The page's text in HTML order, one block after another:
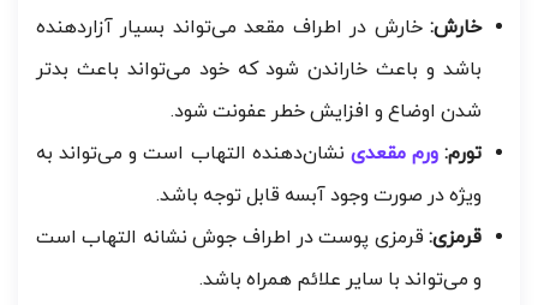
خارش: خارش در اطراف مقعد می‌تواند بسیار آزاردهنده
باشد و باعث خاراندن شود که خود می‌تواند باعث بدتر
شدن اوضاع و افزایش خطر عفونت شود.
تورم:ورم مقعدی نشان‌دهنده التهاب است و می‌تواند به
ویژه در صورت وجود آبسه قابل توجه باشد.
قرمزی: قرمزی پوست در اطراف جوش نشانه التهاب است
و می‌تواند با سایر علائم همراه باشد.